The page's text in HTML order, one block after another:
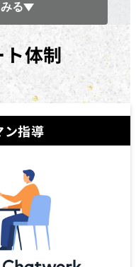
る
体制
ン指導